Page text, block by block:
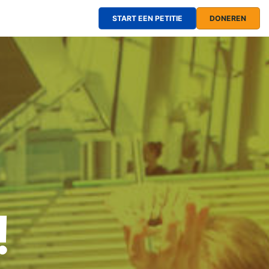
START EEN PETITIE DONEREN